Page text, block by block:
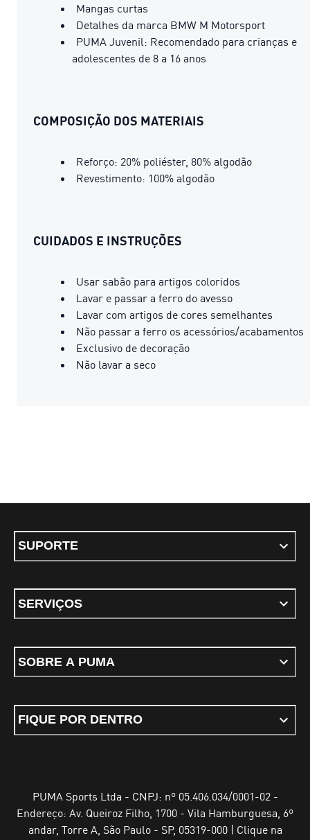
Mangas curtas
Detalhes da marca BMW M Motorsport
PUMA Juvenil: Recomendado para crianças e
adolescentes de 8 a 16 anos
COMPOSIÇÃO DOS MATERIAIS
Reforço: 20% poliéster, 80% algodão
Revestimento: 100% algodão
CUIDADOS E INSTRUÇÕES
Usar sabão para artigos coloridos
Lavar e passar a ferro do avesso
Lavar com artigos de cores semelhantes
Não passar a ferro os acessórios/acabamentos
Exclusivo de decoração
Não lavar a seco
SUPORTE
SERVIÇOS
SOBRE A PUMA
FIQUE POR DENTRO
PUMA Sports Ltda - CNPJ: nº 05.406.034/0001-02 -
Endereço: Av. Queiroz Filho, 1700 - Vila Hamburguesa, 6º
andar, Torre A, São Paulo - SP, 05319-000 | Clique na